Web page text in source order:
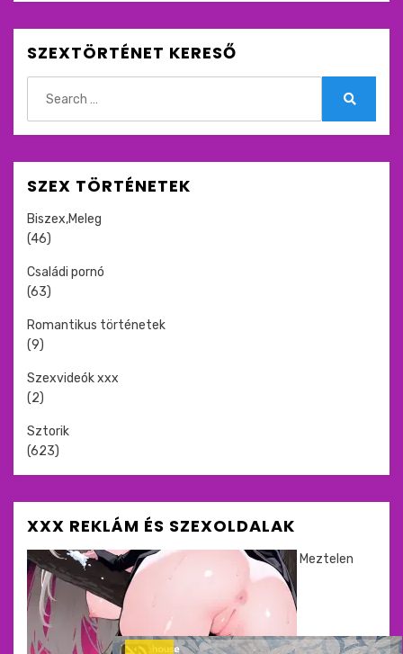
SZEXTÖRTÉNET KERESŐ
for:
SZEX TÖRTÉNETEK
Biszex,Meleg
(46)
Családi pornó
(63)
Romantikus történetek
(9)
Szexvideók xxx
(2)
Sztorik
(623)
XXX REKLÁM ÉS SZEXOLDALAK
Meztelen